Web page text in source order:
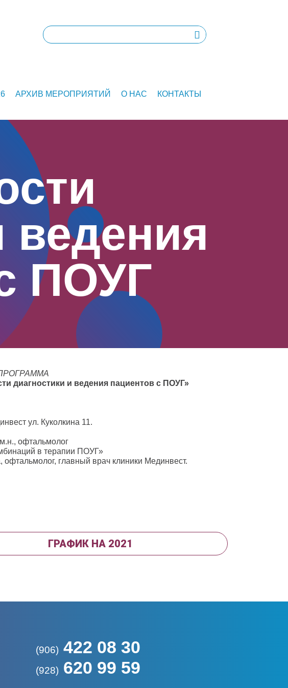
АРХИВ МЕРОПРИЯТИЙ О НАС КОНТАКТЫ
ведения
ПОУГ
диагностики и ведения пациентов с ПОУГ»
ул. Куколкина 11.
офтальмолог
в терапии ПОУГ»
главный врач клиники Мединвест.
ГРАФИК НА 2021
(906) 422 08 30
(928) 620 99 59